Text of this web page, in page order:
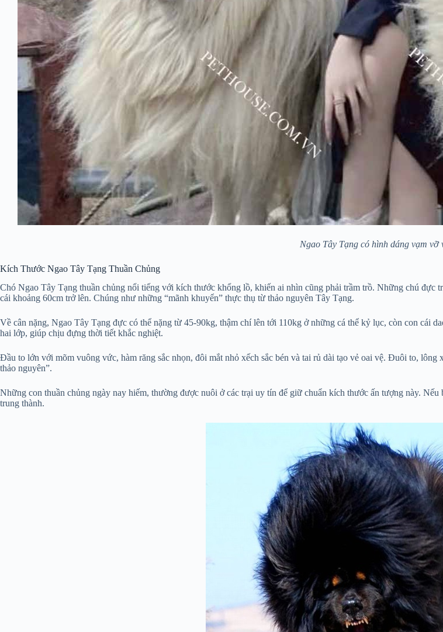
Ngao Tây Tạng có hình dáng vạm vỡ
Kích Thước Ngao Tây Tạng Thuần Chủng
Chó Ngao Tây Tạng thuần chủng nổi tiếng với kích thước khổng lồ, khiến ai nhìn cũng phải trầm trồ. Những chú đực
cái khoảng 60cm trở lên. Chúng như những “mãnh khuyển” thực thụ từ thảo nguyên Tây Tạng.
Về cân nặng, Ngao Tây Tạng đực có thể nặng từ 45-90kg, thậm chí lên tới 110kg ở những cá thể kỷ lục, còn con cái
hai lớp, giúp chịu đựng thời tiết khắc nghiệt.
Đầu to lớn với mõm vuông vức, hàm răng sắc nhọn, đôi mắt nhỏ xếch sắc bén và tai rủ dài tạo vẻ oai vệ. Đuôi to,
thảo nguyên”.
Những con thuần chủng ngày nay hiếm, thường được nuôi ở các trại uy tín để giữ chuẩn kích thước ấn tượng này.
trung thành.